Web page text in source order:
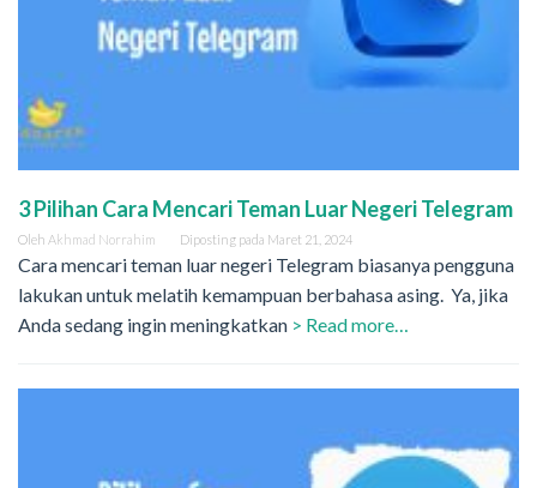
3 Pilihan Cara Mencari Teman Luar Negeri Telegram
Oleh Akhmad Norrahim Diposting pada Maret 21, 2024
Cara mencari teman luar negeri Telegram biasanya pengguna
lakukan untuk melatih kemampuan berbahasa asing. Ya, jika
Anda sedang ingin meningkatkan > Read more…